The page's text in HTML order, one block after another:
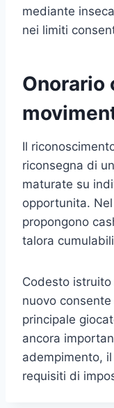
mediante
nei limiti
Onorario
Il
riconsegna di
maturate su
opportunita.
propongono
talora
Codesto
nuovo
principale
ancora
adempimento,
requisiti di